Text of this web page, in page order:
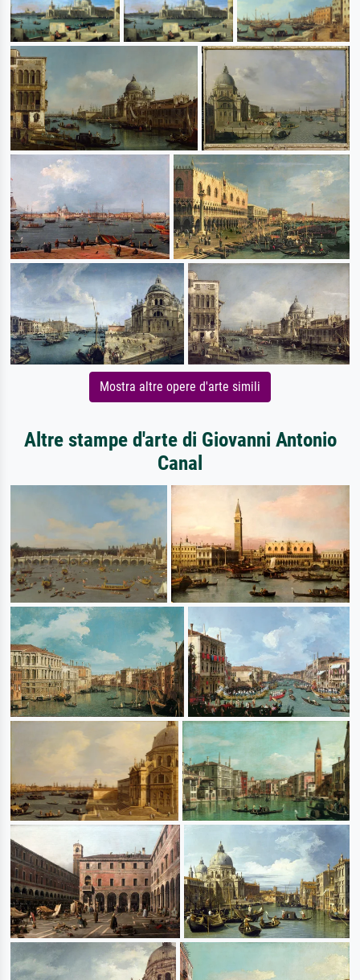
Mostra altre opere d'arte simili
Altre stampe d'arte di Giovanni Antonio
Canal